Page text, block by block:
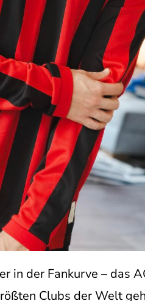
in der Fankurve – das
Clubs der Welt